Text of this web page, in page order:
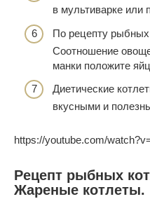
в мультиварке или
По рецепту рыбных
Соотношение
манки положите
Диетические
вкусными и
https://youtube.com/
Рецепт рыбных
Жареные котлеты.